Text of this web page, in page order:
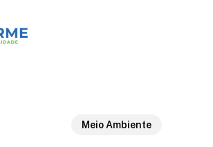
Meio Ambiente